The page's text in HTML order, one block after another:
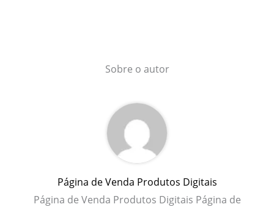
Sobre o autor
Página de Venda Produtos Digitais
Página de Venda Produtos Digitais Página de